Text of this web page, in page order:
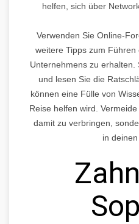
helfen, sich über
Verwenden Sie Online-
weitere Tipps zum
Unternehmens zu
und lesen Sie die
können eine Fülle von
Reise helfen wird.
damit zu verbringen,
in deinen